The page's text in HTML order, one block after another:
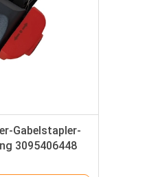
Gabelstapler-
3095406448